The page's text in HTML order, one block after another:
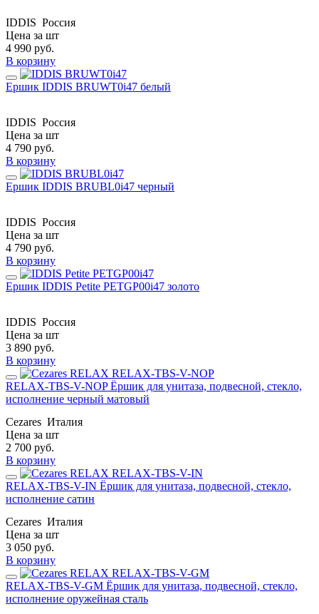
IDDIS Россия
Цена за шт
4 990 руб.
В корзину
Ершик IDDIS BRUWT0i47 белый
IDDIS Россия
Цена за шт
4 790 руб.
В корзину
Ершик IDDIS BRUBL0i47 черный
IDDIS Россия
Цена за шт
4 790 руб.
В корзину
Ершик IDDIS Petite PETGP00i47 золото
IDDIS Россия
Цена за шт
3 890 руб.
В корзину
RELAX-TBS-V-NOP Ёршик для унитаза, подвесной, стекло,
исполнение черный матовый
Cezares Италия
Цена за шт
2 700 руб.
В корзину
RELAX-TBS-V-IN Ёршик для унитаза, подвесной, стекло,
исполнение сатин
Cezares Италия
Цена за шт
3 050 руб.
В корзину
RELAX-TBS-V-GM Ёршик для унитаза, подвесной, стекло,
исполнение оружейная сталь